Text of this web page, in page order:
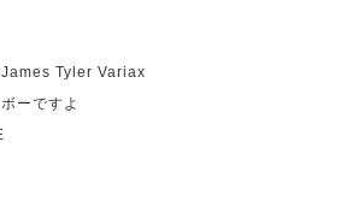
Tyler Variax
ーですよ